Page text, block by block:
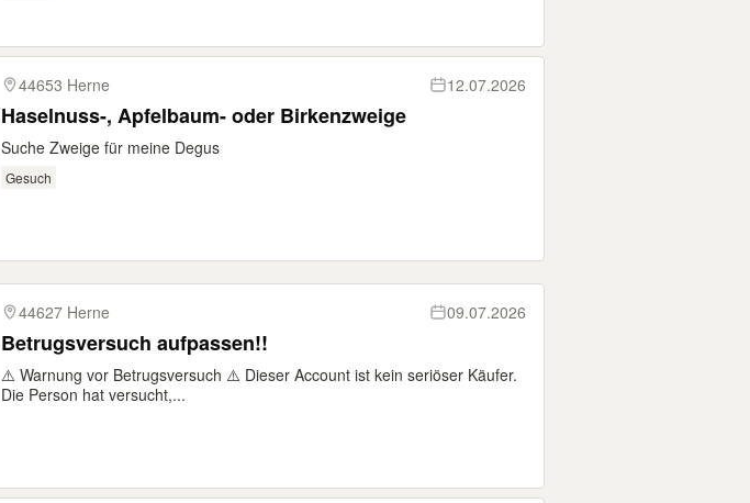
44653 Herne 12.07.2026
Haselnuss-, Apfelbaum- oder Birkenzweige
Suche Zweige für meine Degus
Gesuch
44627 Herne 09.07.2026
Betrugsversuch aufpassen!!
⚠️ Warnung vor Betrugsversuch ⚠️ Dieser Account ist kein seriöser Käufer.
Die Person hat versucht,...